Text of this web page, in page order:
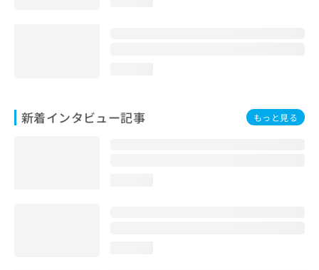
新着インタビュー記事 もっと見る